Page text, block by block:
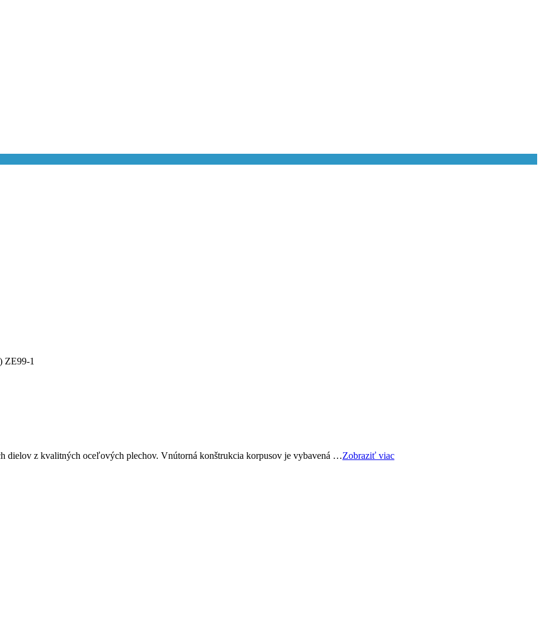
ZE99-1
dielov z kvalitných oceľových plechov. Vnútorná konštrukcia korpusov je vybavená …Zobraziť viac